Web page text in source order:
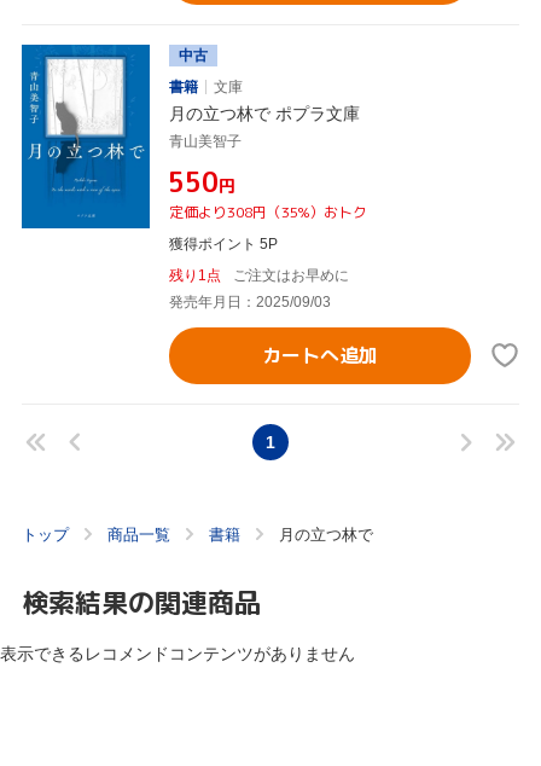
中古
書籍
文庫
月の立つ林で ポプラ文庫
青山美智子
¥550円
定価より308円（35%）おトク
獲得ポイント 5P
残り1点
ご注文はお早めに
発売年月日：2025/09/03
カートへ追加
1
トップ 商品一覧 書籍 月の立つ林で
検索結果の関連商品
表示できるレコメンドコンテンツがありません